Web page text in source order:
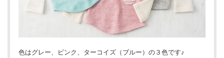
色はグレー、ピンク、ターコイズ（ブルー）の３色です♪